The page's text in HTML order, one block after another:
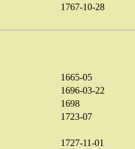
1767-10-28
1665-05
1696-03-22
1698
1723-07
1727-11-01